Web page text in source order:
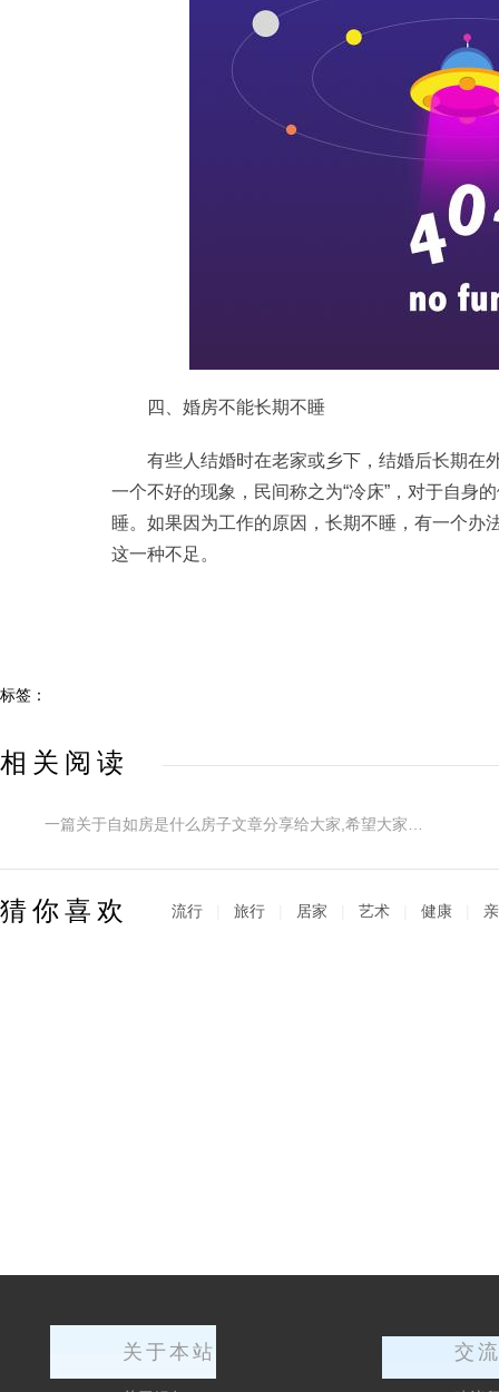
四、婚房不能长期不睡
有些人结婚时在老家或乡下，结婚后长期在
一个不好的现象，民间称之为“冷床”，对于自身
睡。如果因为工作的原因，长期不睡，有一个办
这一种不足。
标签：
相关阅读
猜你喜欢 流行 旅行 居家 艺术 健康
关于本站 交